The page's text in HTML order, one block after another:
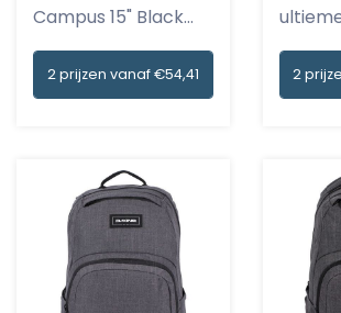
Campus 15" Black
25L rug...
2 prijzen vanaf €54,41
van s...
2